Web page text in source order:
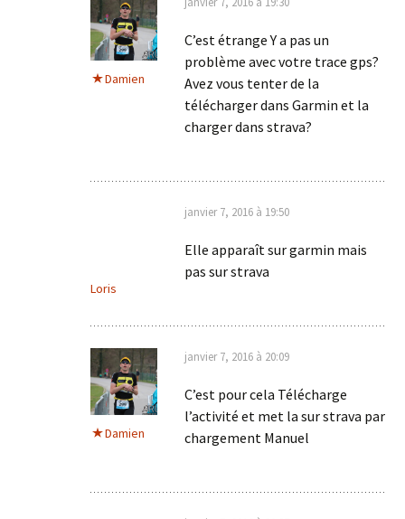
Damien
C’est étrange Y a pas un
problème avec votre trace gps?
Avez vous tenter de la
télécharger dans Garmin et la
charger dans strava?
Loris
janvier 7, 2016 à 19:50
Elle apparaît sur garmin mais
pas sur strava
Damien
janvier 7, 2016 à 20:09
C’est pour cela Télécharge
l’activité et met la sur strava par
chargement Manuel